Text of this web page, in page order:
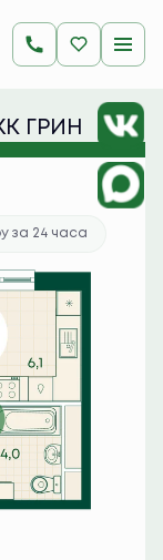
9 364 450 руб.
ГРИН
за 24 часа